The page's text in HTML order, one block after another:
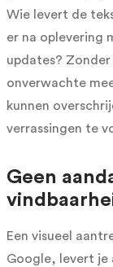
Wie levert de
er na oplevering
updates?
onverwachte
kunnen
verrassingen te
Geen
Een visueel
Google, levert je